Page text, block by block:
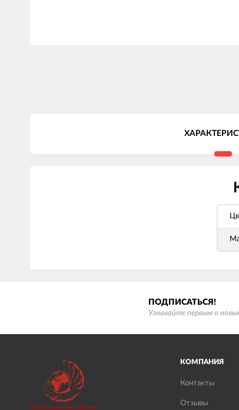
ПОДПИСАТЬСЯ!
Узнавайте первым о
КОМПАНИЯ
Контакты
Отзывы